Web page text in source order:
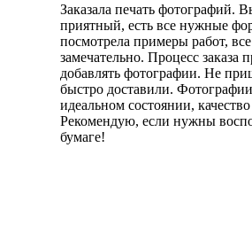
Заказала печать фотографий.
приятный, есть все нужные
посмотрела примеры работ,
замечательно. Процесс заказа
добавлять фотографии. Не
быстро доставили.
идеальном состоянии,
Рекомендую, если нужны
бумаге!